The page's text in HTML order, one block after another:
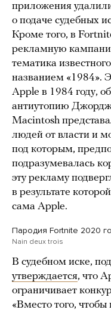
приложения
о подаче судебных
Кроме того, в
рекламную
тематика
названием «1984».
Apple в 1984 году,
антиутопию
Macintosh
людей от власти и
под которым,
подразумевалась
эту рекламу
в результате
сама Apple.
Пародия Fortnite 2020
Nain deux trois
В судебном иске,
утверждается, что
ограничивает
«Вместо того,